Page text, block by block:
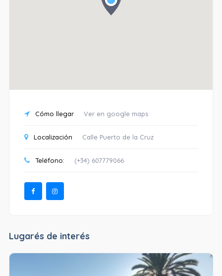
Cómo llegar Ver en google maps
Localización Calle Puerto de la Cruz
Teléfono: (+34) 607779066
Lugarés de interés